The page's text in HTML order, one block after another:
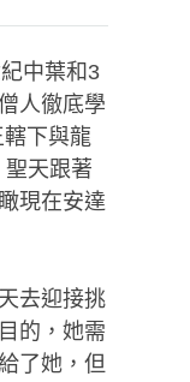
中葉和3
人徹底學
下與龍
天跟著
現在安達
去迎接挑
的，她需
了她，但